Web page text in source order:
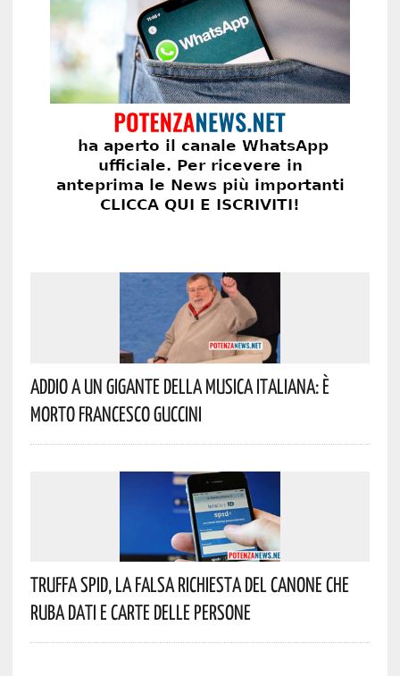
Addio A Un Gigante Della Musica Italiana: È
Morto Francesco Guccini
Truffa Spid, La Falsa Richiesta Del Canone Che
Ruba Dati E Carte Delle Persone